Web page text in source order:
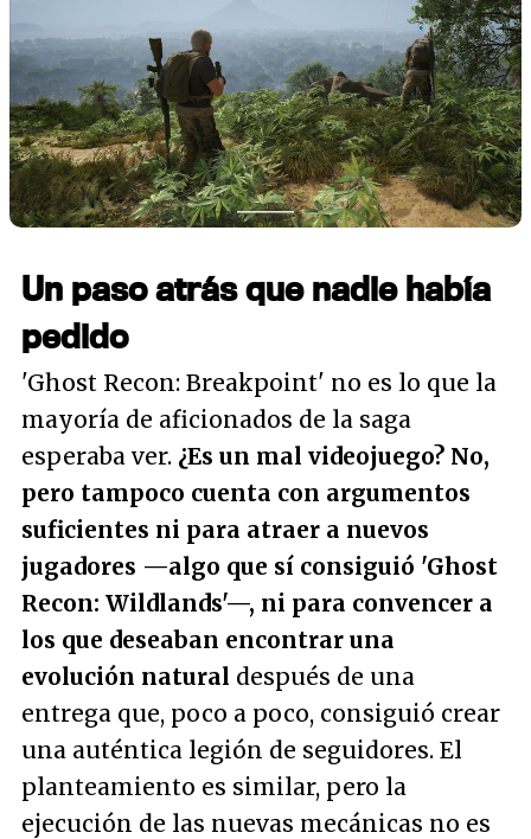
Un paso atrás que nadie había
pedido
'Ghost Recon: Breakpoint' no es lo que la
mayoría de aficionados de la saga
esperaba ver. ¿Es un mal videojuego? No,
pero tampoco cuenta con argumentos
suficientes ni para atraer a nuevos
jugadores —algo que sí consiguió 'Ghost
Recon: Wildlands'—, ni para convencer a
los que deseaban encontrar una
evolución natural después de una
entrega que, poco a poco, consiguió crear
una auténtica legión de seguidores. El
planteamiento es similar, pero la
ejecución de las nuevas mecánicas no es